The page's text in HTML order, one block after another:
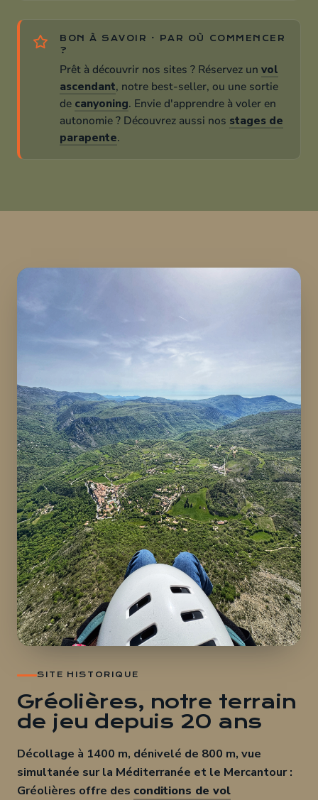
BON À SAVOIR · PAR OÙ COMMENCER
?
Prêt à découvrir nos sites ? Réservez un vol
ascendant, notre best-seller, ou une sortie
de canyoning. Envie d'apprendre à voler en
autonomie ? Découvrez aussi nos stages de
parapente.
SITE HISTORIQUE
Gréolières, notre terrain
de jeu depuis 20 ans
Décollage à 1400 m, dénivelé de 800 m, vue
simultanée sur la Méditerranée et le Mercantour :
Gréolières offre des conditions de vol